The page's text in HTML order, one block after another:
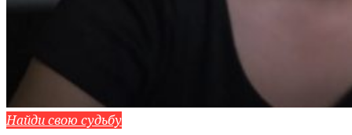
Найди свою судьбу